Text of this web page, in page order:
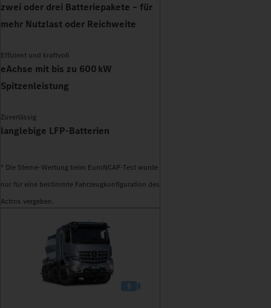
zwei oder drei Batteriepakete – für
mehr Nutzlast oder Reichweite
Effizient und kraftvoll
eAchse mit bis zu 600 kW
Spitzenleistung
Zuverlässig
langlebige LFP-Batterien
* Die Sterne-Wertung beim EuroNCAP-Test wurde
nur für eine bestimmte Fahrzeugkonfiguration des
Actros vergeben.